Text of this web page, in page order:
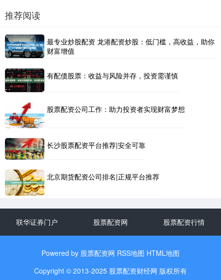
推荐阅读
最专业炒股配资 龙港配资炒股：低门槛，高收益，助你
财富增值
有配债股票：收益与风险并存，投资需谨慎
股票配资公司工作：助力投资者实现财富梦想
长沙股票配资平台推荐|安全可靠
北京期货配资公司排名|正规平台推荐
联华证券门户 股票配资网 股票配资行情
Powered by 股票配资网 RSS地图 HTML地图
Copyright © 2013-2025 股票配资财经网 版权所有